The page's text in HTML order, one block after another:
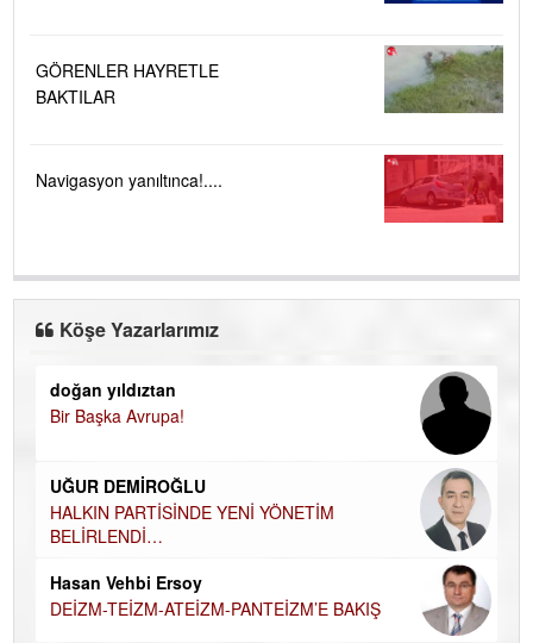
GÖRENLER HAYRETLE
BAKTILAR
Navigasyon yanıltınca!....
Köşe Yazarlarımız
doğan yıldıztan
Bir Başka Avrupa!
UĞUR DEMİROĞLU
HALKIN PARTİSİNDE YENİ YÖNETİM
BELİRLENDİ…
Hasan Vehbi Ersoy
DEİZM-TEİZM-ATEİZM-PANTEİZM’E BAKIŞ